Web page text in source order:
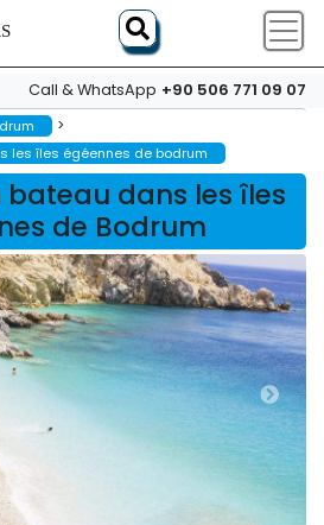
Call & WhatsApp +90 506 771 09 07
>
les îles égéennes de bodrum
bateau dans les îles
de Bodrum